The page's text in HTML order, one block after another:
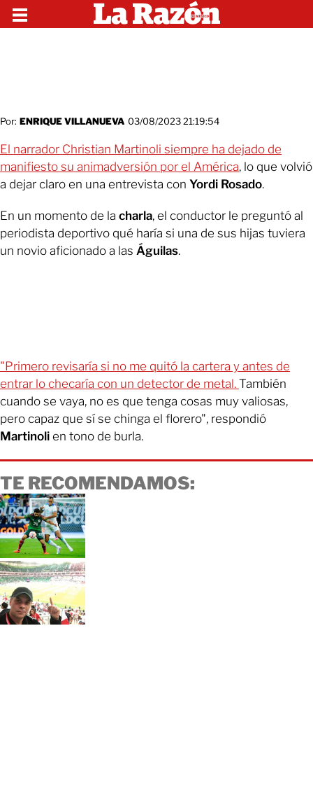
Por: ENRIQUE VILLANUEVA 03/08/2023 21:19:54
El narrador Christian Martinoli siempre ha dejado de
manifiesto su animadversión por el América, lo que volvió
a dejar claro en una entrevista con Yordi Rosado.
En un momento de la charla, el conductor le preguntó al
periodista deportivo qué haría si una de sus hijas tuviera
un novio aficionado a las Águilas.
"Primero revisaría si no me quitó la cartera y antes de
entrar lo checaría con un detector de metal. También
cuando se vaya, no es que tenga cosas muy valiosas,
pero capaz que sí se chinga el florero", respondió
Martinoli en tono de burla.
TE RECOMENDAMOS: